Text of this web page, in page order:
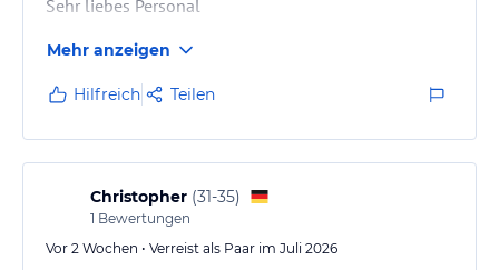
Sehr liebes Personal
Mehr anzeigen
Hilfreich Teilen
Christopher (31-35)
1 Bewertungen
Vor 2 Wochen • Verreist als Paar im Juli 2026